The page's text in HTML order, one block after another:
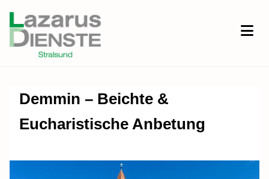
Demmin – Beichte &
Eucharistische Anbetung